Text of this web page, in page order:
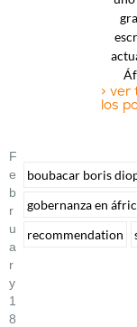
> ver
los
F
E
B
R
U
A
R
Y
1
8
boubacar boris
gobernanza en
recommendation